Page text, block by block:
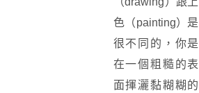
色（painting）是
很不同的，你是
在一個粗糙的表
面揮灑黏糊糊的